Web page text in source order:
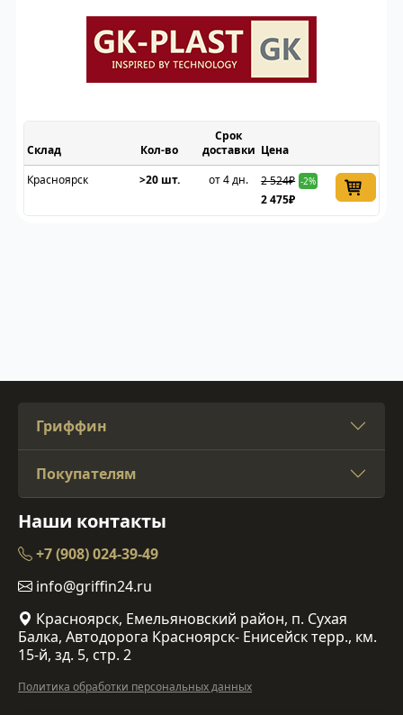
Склад
Срок
доставки Цена
Красноярск
>20 шт. от 4 дн. 2 524₽ -2%
2 475₽
Гриффин
Покупателям
Наши контакты
+7 (908) 024-39-49
info@griffin24.ru
Красноярск, Емельяновский район, п. Сухая
Балка, Автодорога Красноярск- Енисейск терр., км.
15-й, зд. 5, стр. 2
Политика обработки персональных данных